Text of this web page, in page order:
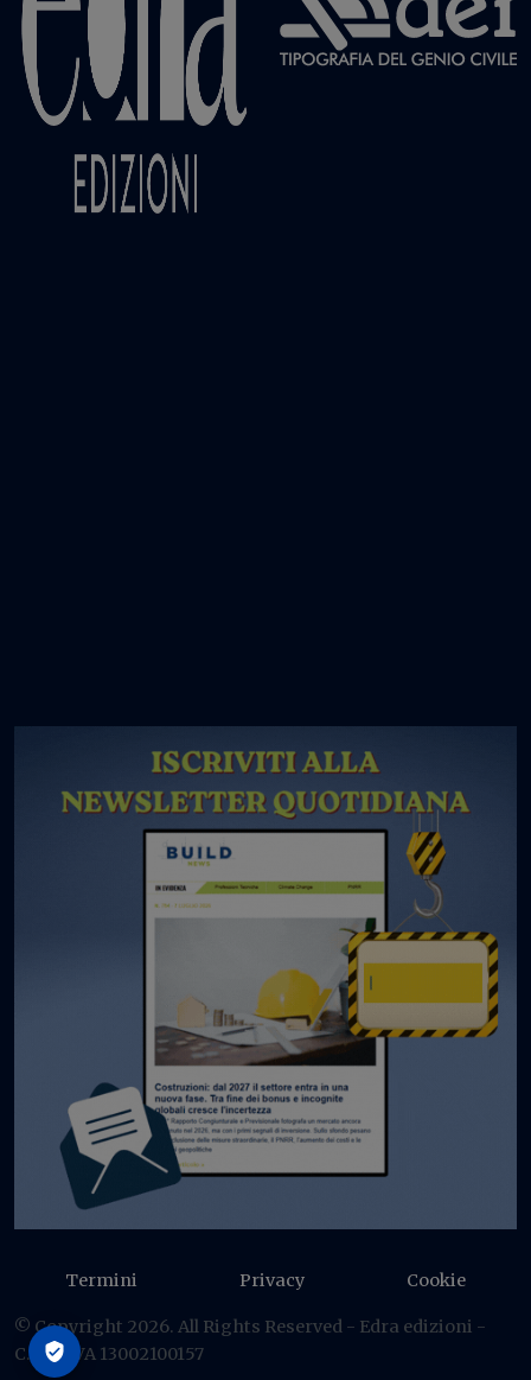
Termini Privacy Cookie
© Copyright 2026. All Rights Reserved - Edra edizioni -
C.F./P IVA 13002100157